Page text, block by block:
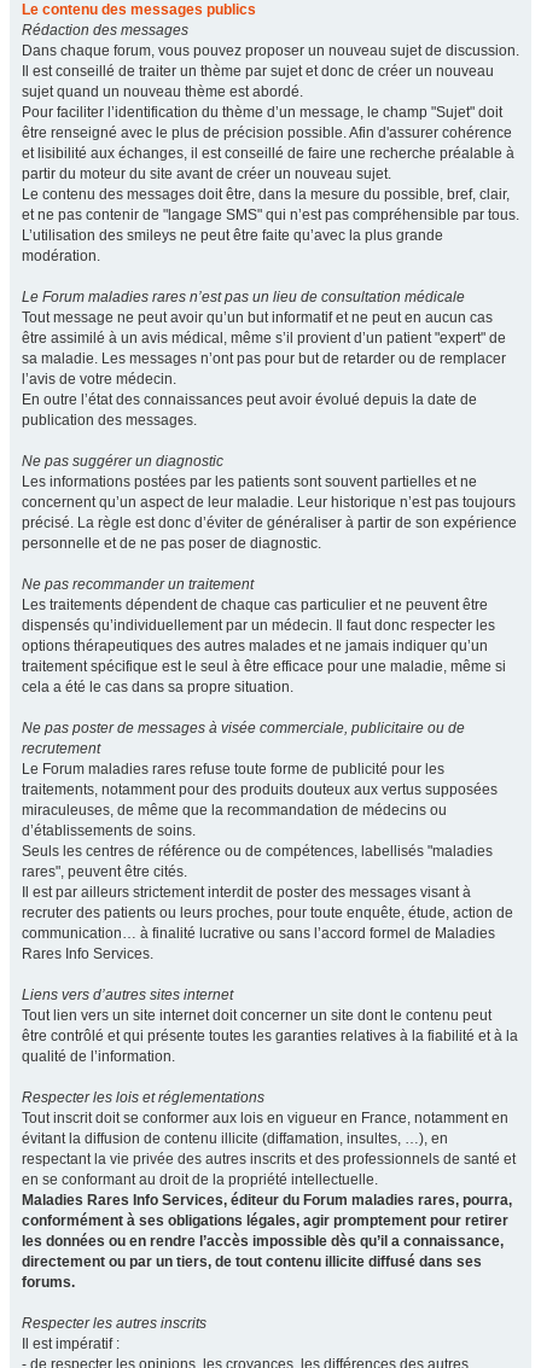
Le contenu des messages publics
Rédaction des messages
Dans chaque forum, vous pouvez proposer un nouveau sujet de discussion.
Il est conseillé de traiter un thème par sujet et donc de créer un nouveau
sujet quand un nouveau thème est abordé.
Pour faciliter l’identification du thème d’un message, le champ "Sujet" doit
être renseigné avec le plus de précision possible. Afin d'assurer cohérence
et lisibilité aux échanges, il est conseillé de faire une recherche préalable à
partir du moteur du site avant de créer un nouveau sujet.
Le contenu des messages doit être, dans la mesure du possible, bref, clair,
et ne pas contenir de "langage SMS" qui n’est pas compréhensible par tous.
L’utilisation des smileys ne peut être faite qu’avec la plus grande
modération.
Le Forum maladies rares n’est pas un lieu de consultation médicale
Tout message ne peut avoir qu’un but informatif et ne peut en aucun cas
être assimilé à un avis médical, même s’il provient d’un patient "expert" de
sa maladie. Les messages n’ont pas pour but de retarder ou de remplacer
l’avis de votre médecin.
En outre l’état des connaissances peut avoir évolué depuis la date de
publication des messages.
Ne pas suggérer un diagnostic
Les informations postées par les patients sont souvent partielles et ne
concernent qu’un aspect de leur maladie. Leur historique n’est pas toujours
précisé. La règle est donc d’éviter de généraliser à partir de son expérience
personnelle et de ne pas poser de diagnostic.
Ne pas recommander un traitement
Les traitements dépendent de chaque cas particulier et ne peuvent être
dispensés qu’individuellement par un médecin. Il faut donc respecter les
options thérapeutiques des autres malades et ne jamais indiquer qu’un
traitement spécifique est le seul à être efficace pour une maladie, même si
cela a été le cas dans sa propre situation.
Ne pas poster de messages à visée commerciale, publicitaire ou de
recrutement
Le Forum maladies rares refuse toute forme de publicité pour les
traitements, notamment pour des produits douteux aux vertus supposées
miraculeuses, de même que la recommandation de médecins ou
d’établissements de soins.
Seuls les centres de référence ou de compétences, labellisés "maladies
rares", peuvent être cités.
Il est par ailleurs strictement interdit de poster des messages visant à
recruter des patients ou leurs proches, pour toute enquête, étude, action de
communication… à finalité lucrative ou sans l’accord formel de Maladies
Rares Info Services.
Liens vers d’autres sites internet
Tout lien vers un site internet doit concerner un site dont le contenu peut
être contrôlé et qui présente toutes les garanties relatives à la fiabilité et à la
qualité de l’information.
Respecter les lois et réglementations
Tout inscrit doit se conformer aux lois en vigueur en France, notamment en
évitant la diffusion de contenu illicite (diffamation, insultes, …), en
respectant la vie privée des autres inscrits et des professionnels de santé et
en se conformant au droit de la propriété intellectuelle.
Maladies Rares Info Services, éditeur du Forum maladies rares, pourra,
conformément à ses obligations légales, agir promptement pour retirer
les données ou en rendre l’accès impossible dès qu’il a connaissance,
directement ou par un tiers, de tout contenu illicite diffusé dans ses
forums.
Respecter les autres inscrits
Il est impératif :
- de respecter les opinions, les croyances, les différences des autres